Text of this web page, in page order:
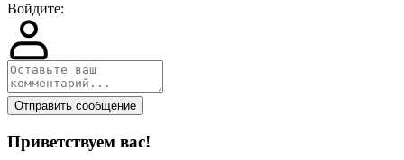
Войдите:
Отправить сообщение
Приветствуем вас!